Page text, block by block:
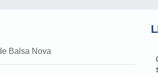
Balsa Nova